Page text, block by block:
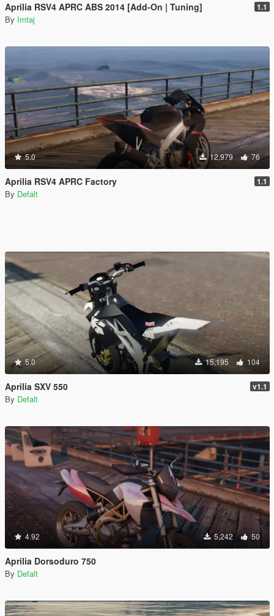
Aprilia RSV4 APRC ABS 2014 [Add-On | Tuning] 1.1
By Imtaj
5.0 12,979 76
Aprilia RSV4 APRC Factory 1.1
By Defalt
5.0 15,195 104
Aprilia SXV 550 v1.1
By Defalt
4.92 5,242 50
Aprilia Dorsoduro 750
By Defalt